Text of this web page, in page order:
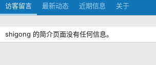
访客留言 最新动态 近期信息 关于
shigong 的简介页面没有任何信息。